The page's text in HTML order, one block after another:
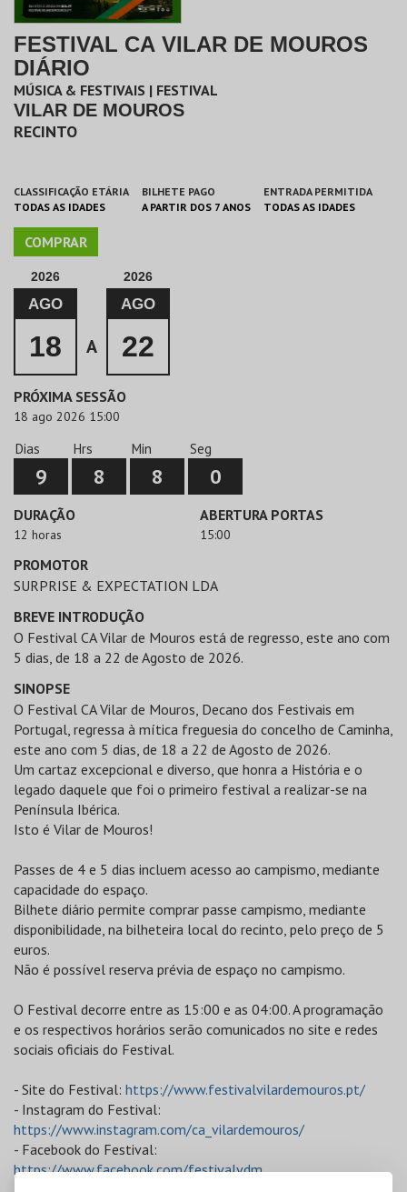
FESTIVAL CA VILAR DE MOUROS
DIÁRIO
MÚSICA & FESTIVAIS | FESTIVAL
VILAR DE MOUROS
RECINTO
CLASSIFICAÇÃO ETÁRIA
TODAS AS IDADES
BILHETE PAGO
A PARTIR DOS 7 ANOS
ENTRADA PERMITIDA
TODAS AS IDADES
COMPRAR
2026
AGO
18 A
2026
AGO
22
PRÓXIMA SESSÃO
18 ago 2026 15:00
Dias
9
Hrs
8
Min
8
Seg
0
DURAÇÃO
12 horas
ABERTURA PORTAS
15:00
PROMOTOR
SURPRISE & EXPECTATION LDA
BREVE INTRODUÇÃO
O Festival CA Vilar de Mouros está de regresso, este ano com
5 dias, de 18 a 22 de Agosto de 2026.
SINOPSE
O Festival CA Vilar de Mouros, Decano dos Festivais em
Portugal, regressa à mítica freguesia do concelho de Caminha,
este ano com 5 dias, de 18 a 22 de Agosto de 2026.
Um cartaz excepcional e diverso, que honra a História e o
legado daquele que foi o primeiro festival a realizar-se na
Península Ibérica.
Isto é Vilar de Mouros!
Passes de 4 e 5 dias incluem acesso ao campismo, mediante
capacidade do espaço.
Bilhete diário permite comprar passe campismo, mediante
disponibilidade, na bilheteira local do recinto, pelo preço de 5
euros.
Não é possível reserva prévia de espaço no campismo.
O Festival decorre entre as 15:00 e as 04:00. A programação
e os respectivos horários serão comunicados no site e redes
sociais oficiais do Festival.
- Site do Festival: https://www.festivalvilardemouros.pt/
- Instagram do Festival:
https://www.instagram.com/ca_vilardemouros/
- Facebook do Festival:
https://www.facebook.com/festivalvdm